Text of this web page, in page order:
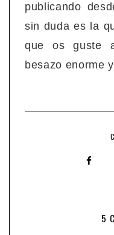
publicando
sin duda es la
que os guste
besazo enorme
5